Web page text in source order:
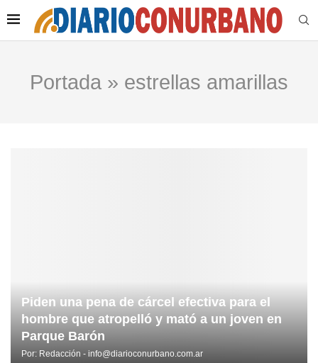
Portada » estrellas amarillas
Piden una pena de cárcel efectiva para el
hombre que atropelló y mató a un joven en
Parque Barón
Por: Redacción - info@diarioconurbano.com.ar